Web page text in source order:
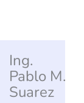
Ing.
Pablo M.
Suarez